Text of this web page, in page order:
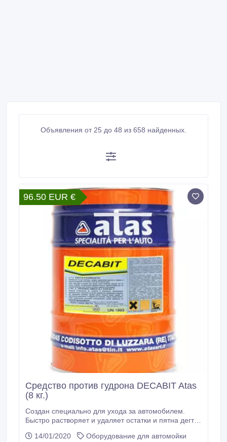
Объявления от 25 до 48 из 658 найденных.
96.50 EUR €
Средство против гудрона DECABIT Atas
(8 кг.)
Создан специально для ухода за автомобилем.
Быстро растворяет и удаляет остатки и пятна дегтя
пластика. Не оставляет разводов и рекомендован
14/01/2020
Оборудование для автомойки